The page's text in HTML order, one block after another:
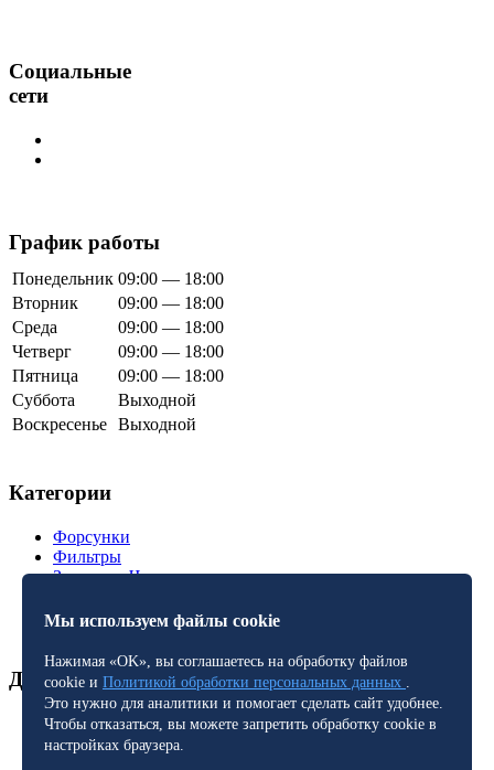
Социальные
сети
График работы
Понедельник 09:00 — 18:00
Вторник
09:00 — 18:00
Среда
09:00 — 18:00
Четверг
09:00 — 18:00
Пятница
09:00 — 18:00
Суббота
Выходной
Воскресенье Выходной
Категории
Запасные Части
Фильтры
Форсунки
Дополнительная информация
Полезные статьи
Политика конфиденциальности
Мы используем файлы cookie
Нажимая «OK», вы соглашаетесь на обработку файлов
cookie и Политикой обработки персональных данных .
Это нужно для аналитики и помогает сделать сайт удобнее.
Чтобы отказаться, вы можете запретить обработку cookie в
настройках браузера.